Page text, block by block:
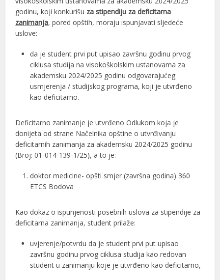
godinu, koji konkurišu za stipendiju za deficitarna
zanimanja, pored opštih, moraju ispunjavati sljedeće
uslove:
da je student prvi put upisao završnu godinu prvog
ciklusa studija na visokoškolskim ustanovama za
akademsku 2024/2025 godinu odgovarajućeg
usmjerenja / studijskog programa, koji je utvrđeno
kao deficitarno.
Deficitarno zanimanje je utvrđeno Odlukom koja je
donijeta od strane Načelnika opštine o utvrđivanju
deficitarnih zanimanja za akademsku 2024/2025 godinu
(Broj: 01-014-139-1/25), a to je:
doktor medicine- opšti smjer (završna godina) 360
ETCS Bodova
Kao dokaz o ispunjenosti posebnih uslova za stipendije za
deficitarna zanimanja, student prilaže:
uvjerenje/potvrdu da je student prvi put upisao
završnu godinu prvog ciklusa studija kao redovan
student u zanimanju koje je utvrđeno kao deficitarno,